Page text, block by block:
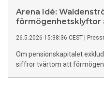
och organisationsgrad från
Arena Idé:
förmögenhetsklyftor
26.5.2026 15:38:36 CEST
Om pensionskapitalet
siffror tvärtom att